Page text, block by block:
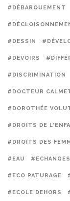
#DÉBARQUEMENT
#DESSIN
#DEVOIRS
#DISCRIMINATION
#DOCTEUR
#DOROTHÉE
#DROITS DE
#DROITS DES
#EAU
#ECO PATURAGE
#ECOLE DEHORS